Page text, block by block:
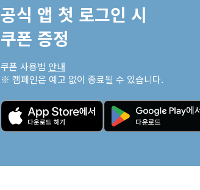
공식 앱 첫 로그인 시
쿠폰 증정
쿠폰 사용법 안내
※ 캠페인은 예고 없이 종료될 수 있습니다.